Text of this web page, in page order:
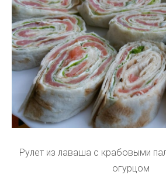
Рулет из лаваша с крабовыми
огурцом